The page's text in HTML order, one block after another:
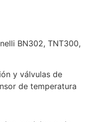
BN302, TNT300,
y válvulas de
de temperatura